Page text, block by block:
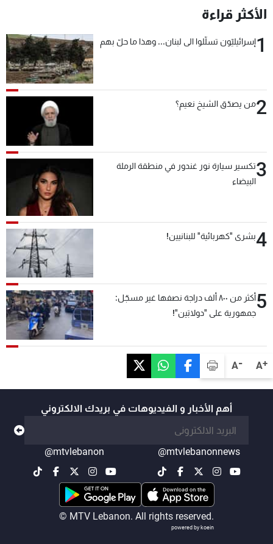
A+
A-
الأكثر قراءة
1إسرائيليّون تسلّلوا الى لبنان... وهذا ما حلّ بهم
2من يصدّق الشيخ نعيم؟
3تكسير سيارة نور غندور في منطقة الرملة
البيضاء
4بشرى "كهربائية" للبنانيين!
5
أكثر من ٨٠٠ ألف دراجة نصفها غير مسجّل:
جمهورية على "دولابَين"!
أهم الأخبار و الفيديوهات في بريدك الالكتروني
@mtvlebanonnews
@mtvlebanon
© MTV Lebanon. All rights reserved.
powered by koein